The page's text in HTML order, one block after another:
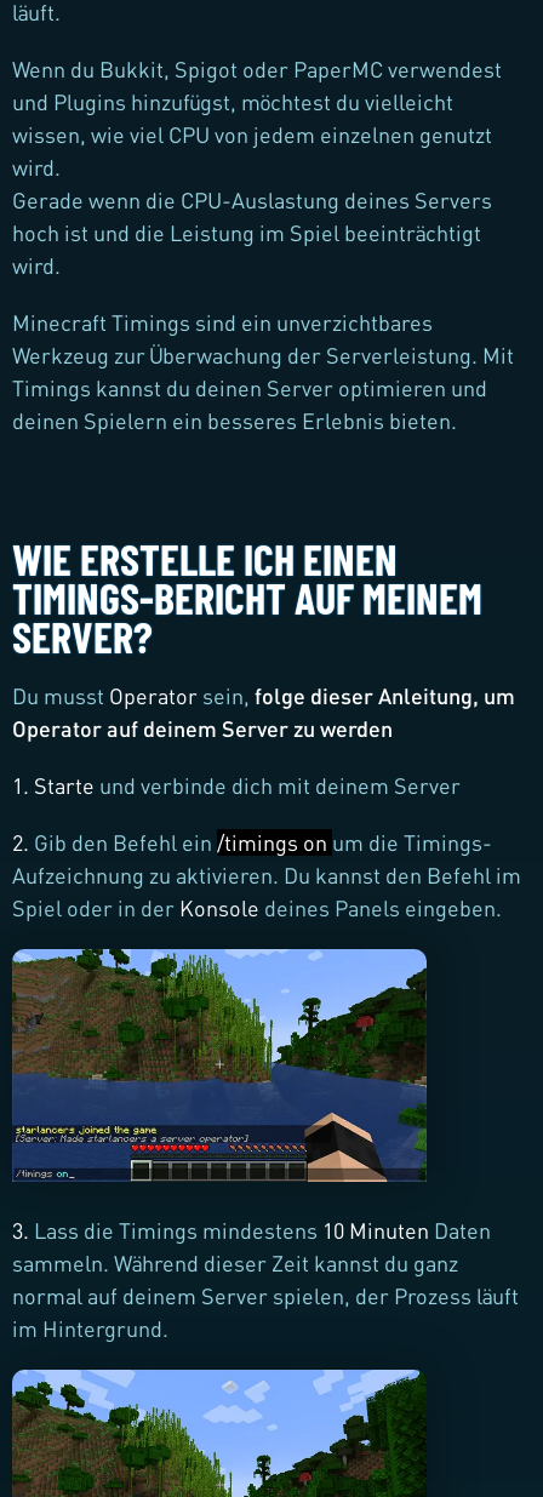
läuft.
Wenn du Bukkit, Spigot oder PaperMC verwendest
und Plugins hinzufügst, möchtest du vielleicht
wissen, wie viel CPU von jedem einzelnen genutzt
wird.
Gerade wenn die CPU-Auslastung deines Servers
hoch ist und die Leistung im Spiel beeinträchtigt
wird.
Minecraft Timings sind ein unverzichtbares
Werkzeug zur Überwachung der Serverleistung. Mit
Timings kannst du deinen Server optimieren und
deinen Spielern ein besseres Erlebnis bieten.
WIE ERSTELLE ICH EINEN
TIMINGS-BERICHT AUF MEINEM
SERVER?
Du musst Operator sein, folge dieser Anleitung, um
Operator auf deinem Server zu werden
1. Starte und verbinde dich mit deinem Server
2. Gib den Befehl ein /timings on um die Timings-
Aufzeichnung zu aktivieren. Du kannst den Befehl im
Spiel oder in der Konsole deines Panels eingeben.
3. Lass die Timings mindestens 10 Minuten Daten
sammeln. Während dieser Zeit kannst du ganz
normal auf deinem Server spielen, der Prozess läuft
im Hintergrund.